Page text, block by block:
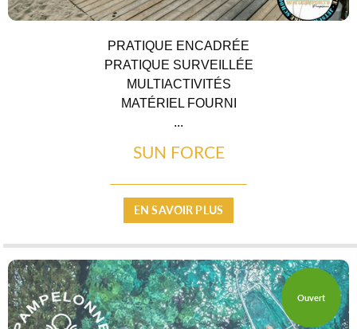
PRATIQUE ENCADRÉE
PRATIQUE SURVEILLÉE
MULTIACTIVITÉS
MATÉRIEL FOURNI
...
SUN FORCE
EN SAVOIR PLUS
Ouvert